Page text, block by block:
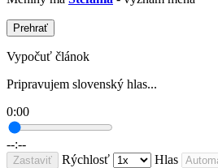
Prehrať
Vypočuť článok
Pripravujem slovenský hlas...
0:00
--:--
Zastaviť Rýchlosť Hlas